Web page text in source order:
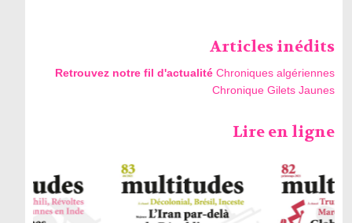
Articles inédits
Retrouvez notre fil d'actualité Chroniques algériennes
Chronique Gilets Jaunes
Lire en ligne